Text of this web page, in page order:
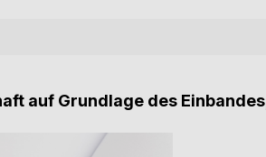
auf Grundlage des